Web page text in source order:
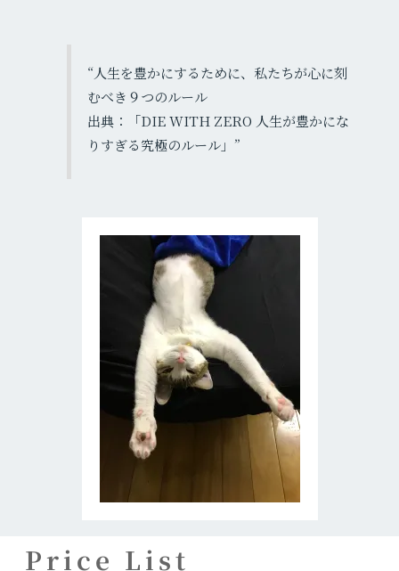
“人生を豊かにするために、私たちが心に刻
むべき９つのルール
出典：「DIE WITH ZERO 人生が豊かにな
りすぎる究極のルール」”
Price List